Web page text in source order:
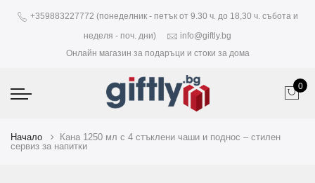
+359883227772 (понеделник - петък от 9.30 ч. до 18,30 ч. събота и
неделя - поч. дни)
info@giftly.bg
Онлайн магазин за подаръци и стоки за дома
0
Начало
Кана 1250 мл с 4 стъклени чаши и поднос – стилен
сервиз за напитки